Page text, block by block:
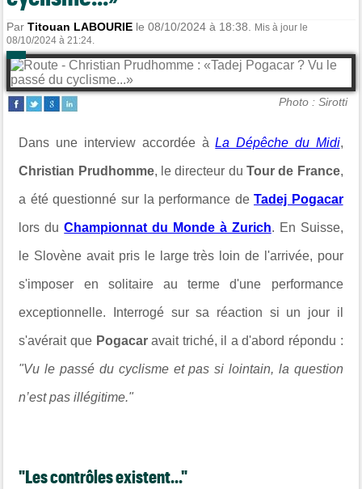
ParTitouan LABOURIE le 08/10/2024 à 18:38.
Mis à jour le
08/10/2024 à 21:24.
Photo : Sirotti
Dans une interview accordée àLa Dépêche du Midi,
Christian Prudhomme, le directeur du Tour de France,
a été questionné sur la performance deTadej Pogacar
lors du Championnat du Monde à Zurich. En Suisse,
le Slovène avait pris le large très loin de l'arrivée, pour
s'imposer en solitaire au terme d'une performance
exceptionnelle. Interrogé sur sa réaction si un jour il
s'avérait que Pogacaravait triché, il a d'abord répondu :
"Vu le passé du cyclisme et pas si lointain, la question
n’est pas illégitime."
"Les contrôles existent..."